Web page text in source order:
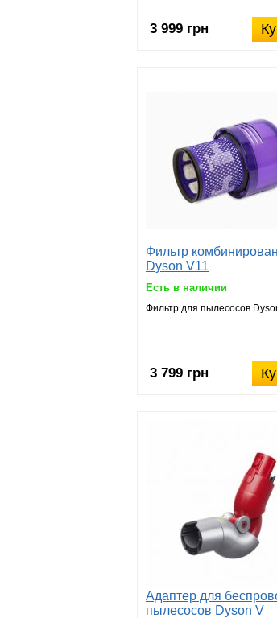
3 999 грн
Фильтр
Dyson V11
Есть в наличии
Фильтр для пылесосов
3 799 грн
Адаптер для
пылесосов Dyson V